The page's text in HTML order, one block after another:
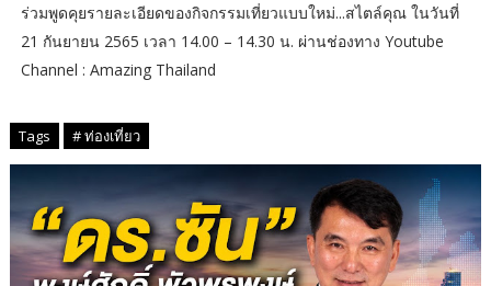
ร่วมพูดคุยรายละเอียดของกิจกรรมเที่ยวแบบใหม่...สไตล์คุณ ในวันที่
21 กันยายน 2565 เวลา 14.00 – 14.30 น. ผ่านช่องทาง Youtube
Channel : Amazing Thailand
Tags # ท่องเที่ยว